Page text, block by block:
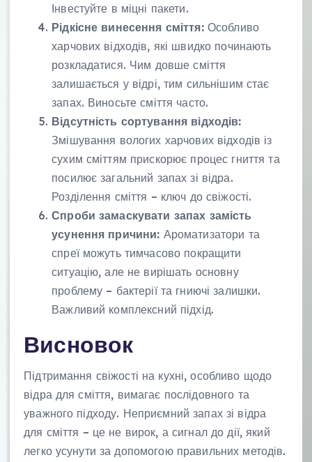
Інвестуйте в міцні пакети.
Рідкісне винесення сміття:Особливо
харчових відходів, які швидко починають
розкладатися. Чим довше сміття
залишається у відрі, тим сильнішим стає
запах. Виносьте сміття часто.
Відсутність сортування відходів:
Змішування вологих харчових відходів із
сухим сміттям прискорює процес гниття та
посилює загальний запах зі відра.
Розділення сміття – ключ до свіжості.
Спроби замаскувати запах замість
усунення причини: Ароматизатори та
спреї можуть тимчасово покращити
ситуацію, але не вирішать основну
проблему – бактерії та гниючі залишки.
Важливий комплексний підхід.
Висновок
Підтримання свіжості на кухні, особливо щодо
відра для сміття, вимагає послідовного та
уважного підходу. Неприємний запах зі відра
для сміття – це не вирок, а сигнал до дії, який
легко усунути за допомогою правильних методів.